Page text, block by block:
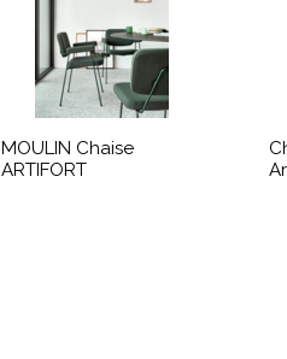
MOULIN Chaise
ARTIFORT